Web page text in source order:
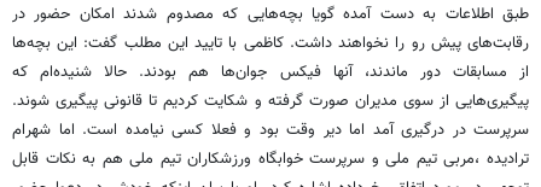
طبق اطلاعات به دست آمده گویا بچه‌هایی که مصدوم شدند امکان حضور در
رقابت‌های پیش رو را نخواهند داشت. کاظمی با تایید این مطلب گفت: این بچه‌ها
از مسابقات دور ماندند، آنها فیکس جوان‌ها هم بودند. حالا شنیده‌ام که
پیگیری‌هایی از سوی مدیران صورت گرفته و شکایت کردیم تا قانونی پیگیری شوند.
سرپرست در درگیری آمد اما دیر وقت بود و فعلا کسی نیامده است. اما شهرام
ترادیده ،مربی تیم ملی و سرپرست خوابگاه ورزشکاران تیم ملی هم به نکات قابل